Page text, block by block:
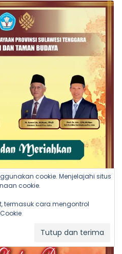
cookie. Menjelajahi situs
cookie.
termasuk cara mengontrol